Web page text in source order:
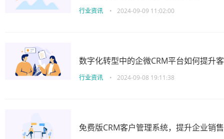
行业资讯 • 2024-09-09 11:02:00
数字化转型中的企微CRM平台如何提升
行业资讯 • 2024-09-08 19:11:38
免费版CRM客户管理系统，提升企业销